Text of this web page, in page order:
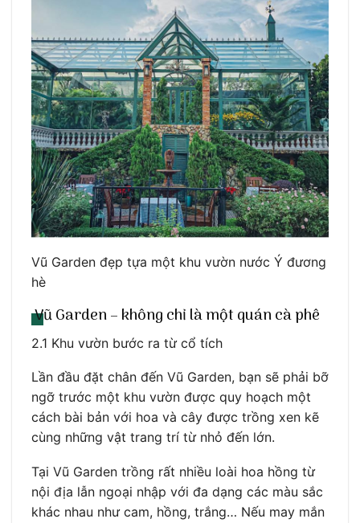
Vũ Garden đẹp tựa một khu vườn nước Ý đương
hè
Vũ Garden – không chỉ là một quán cà phê
2.1 Khu vườn bước ra từ cổ tích
Lần đầu đặt chân đến Vũ Garden, bạn sẽ phải bỡ
ngỡ trước một khu vườn được quy hoạch một
cách bài bản với hoa và cây được trồng xen kẽ
cùng những vật trang trí từ nhỏ đến lớn.
Tại Vũ Garden trồng rất nhiều loài hoa hồng từ
nội địa lẫn ngoại nhập với đa dạng các màu sắc
khác nhau như cam, hồng, trắng… Nếu may mắn